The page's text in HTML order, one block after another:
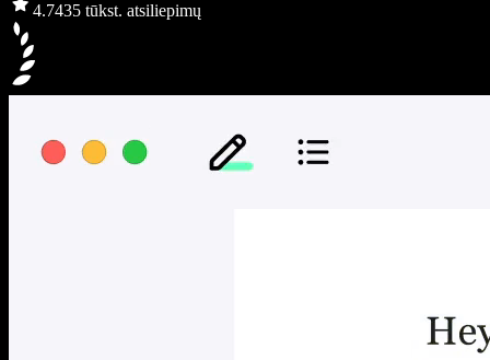
4.7435 tūkst. atsiliepimų